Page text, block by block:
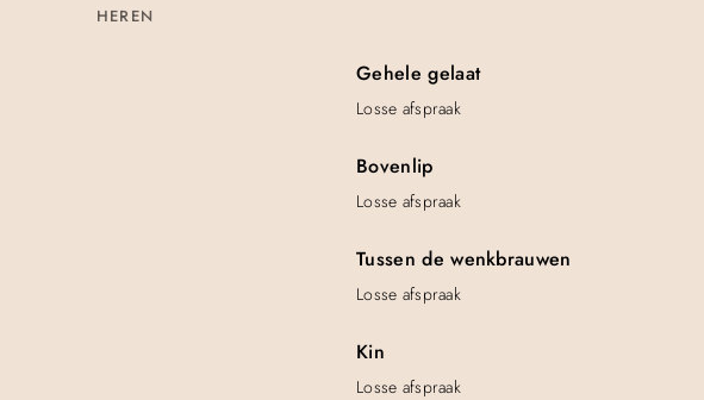
HEREN
Gehele gelaat
Losse afspraak
Bovenlip
Losse afspraak
Tussen de wenkbrauwen
Losse afspraak
Kin
Losse afspraak